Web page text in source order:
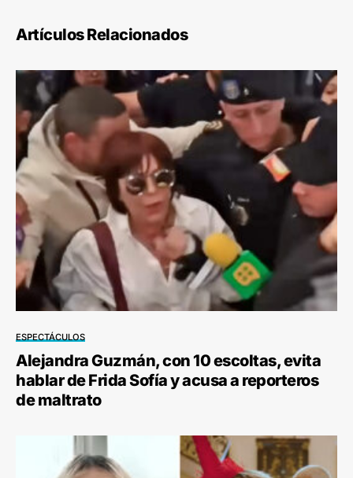
Artículos Relacionados
ESPECTÁCULOS
Alejandra Guzmán, con 10 escoltas, evita
hablar de Frida Sofía y acusa a reporteros
de maltrato